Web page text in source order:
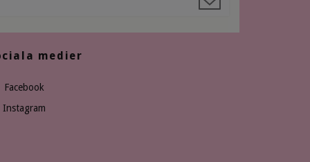
medier
Facebook
Instagram